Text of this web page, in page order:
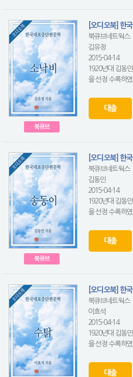
북큐브
[오디오북] 한
북큐브네트웍스
김유정
2015-04-14
1920년대 김동
을 선정 수록하였
대출
북큐브
[오디오북] 한
북큐브네트웍스
김동인
2015-04-14
1920년대 김동
을 선정 수록하였
대출
[오디오북] 한
북큐브네트웍스
이효석
2015-04-14
1920년대 김동
을 선정 수록하였
대출